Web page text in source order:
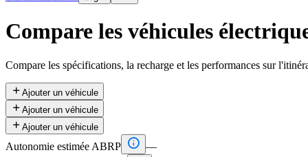
Compare les véhicules
Compare les spécifications, la recharge et les performances sur
 Ajouter un véhicule
 Ajouter un véhicule
 Ajouter un véhicule
Autonomie estimée ABRP  —